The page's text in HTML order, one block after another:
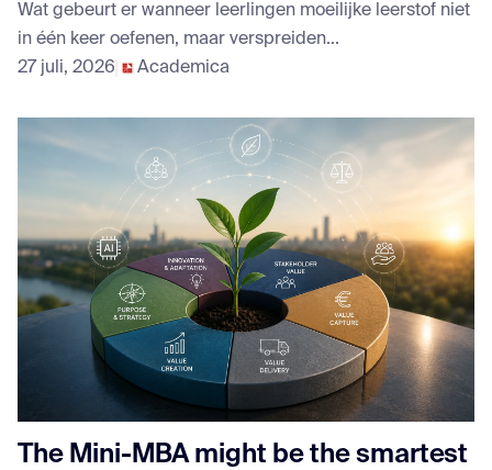
Wat gebeurt er wanneer leerlingen moeilijke leerstof niet
in één keer oefenen, maar verspreiden...
27 juli, 2026
Academica
The Mini-MBA might be the smartest